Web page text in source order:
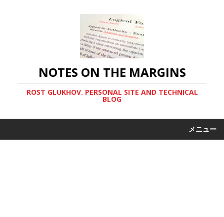
NOTES ON THE MARGINS
ROST GLUKHOV. PERSONAL SITE AND TECHNICAL
BLOG
メニュー